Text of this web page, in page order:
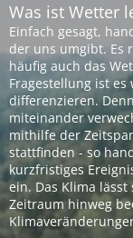
Was ist Wetter
Einfach gesagt,
der uns umgibt. Es
häufig auch das
Fragestellung ist
differenzieren.
miteinander
mithilfe der
stattfinden - so
kurzfristiges
ein. Das Klima
Zeitraum hinweg